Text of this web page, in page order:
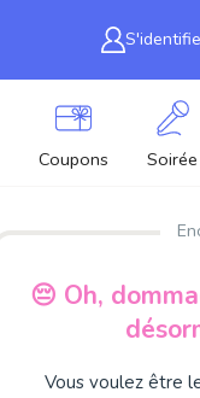
Coupons Soirée
😔 Oh,
Vous voulez être